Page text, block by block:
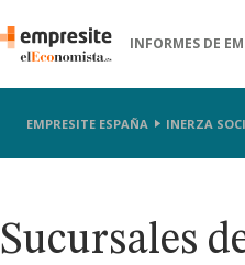
INFORMES DE
EMPRESITE ESPAÑA INERZA
Sucursales